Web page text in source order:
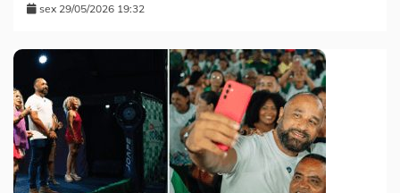
sex 29/05/2026 19:32